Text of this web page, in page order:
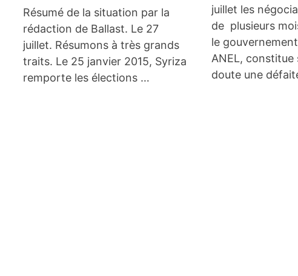
Résumé de la situation par la
rédaction de Ballast. Le 27
juillet. Résumons à très grands
traits. Le 25 janvier 2015, Syriza
remporte les élections …
juillet les
de plusieurs
le
ANEL, constitue
doute une